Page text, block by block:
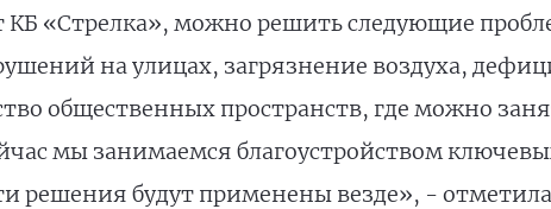
«Стрелка», можно решить следующие
на улицах, загрязнение воздуха,
общественных пространств, где можно
мы занимаемся благоустройством
решения будут применены везде», - отметила